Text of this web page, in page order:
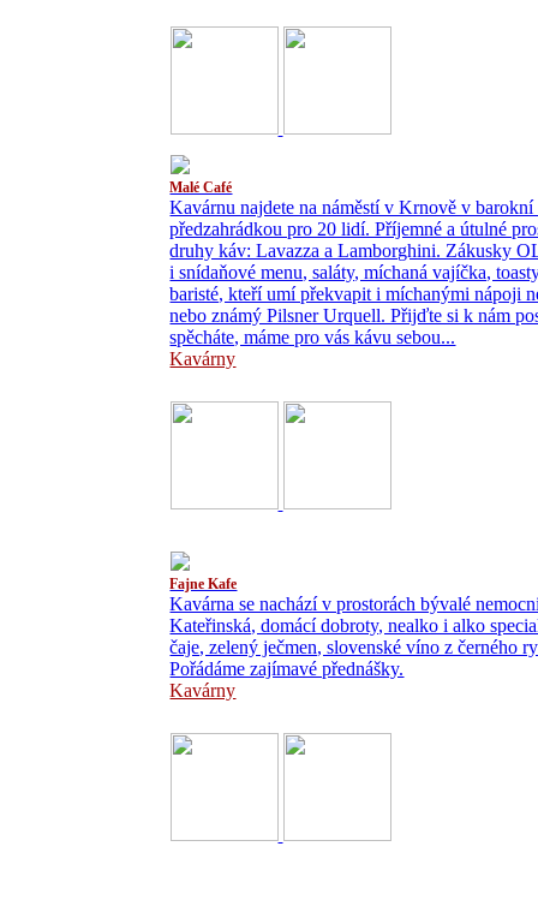
Malé Café
Kavárnu najdete na náměstí v Krnově v
předzahrádkou pro 20 lidí. Příjemné a útulné
druhy káv: Lavazza a Lamborghini. Zákusky
i snídaňové menu, saláty, míchaná vajíčka,
baristé, kteří umí překvapit i míchanými nápoji
nebo známý Pilsner Urquell. Přijďte si k nám
spěcháte, máme pro vás kávu sebou...
Kavárny
Fajne Kafe
Kavárna se nachází v prostorách bývalé
Kateřinská, domácí dobroty, nealko i alko
čaje, zelený ječmen, slovenské víno z
Pořádáme zajímavé přednášky.
Kavárny